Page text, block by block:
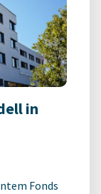
in
Fonds